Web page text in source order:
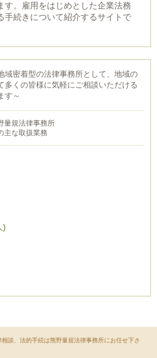
域密着型の法律事務所として、地域の
多くの皆様に気軽にご相談いただける
す～
量規法律事務所
主な取扱業務
)
す。雇用をはじめとした企業法務
手続きについて紹介するサイトで
談、法的手続は熊野量規法律事務所にお任せ下さ